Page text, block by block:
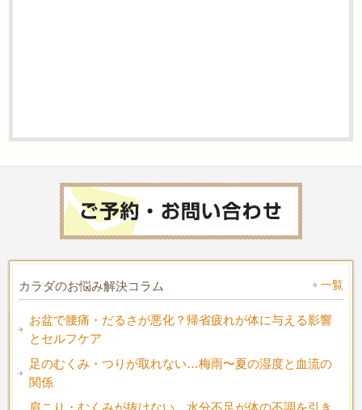
カラダのお悩み解決コラム 一覧
お盆で腰痛・だるさが悪化？帰省疲れが体に与える影響
とセルフケア
足のむくみ・つりが取れない…梅雨〜夏の湿度と血流の
関係
肩こり・むくみが抜けない…水分不足が体の不調を引き